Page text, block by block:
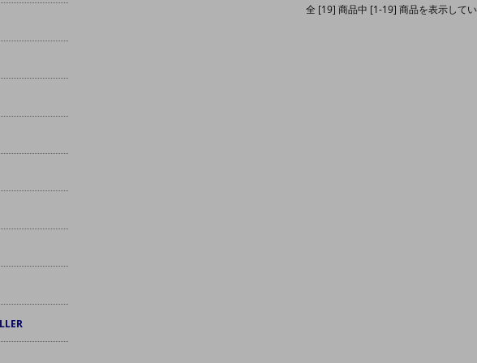
全 [19] 商品中 [1-19] 商品を表示して